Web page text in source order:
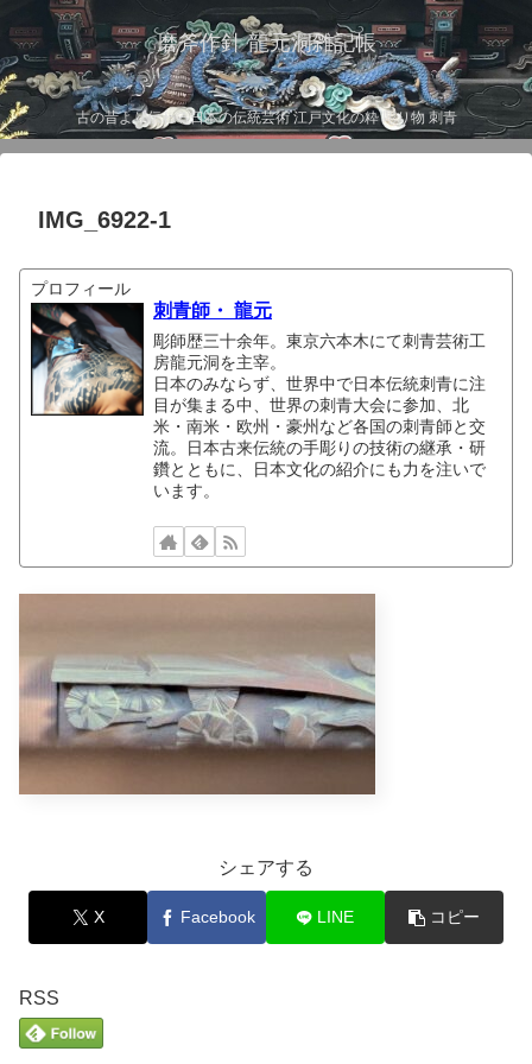
磨斧作針 龍元洞雑記帳
古の昔より伝わる日本の伝統芸術 江戸文化の粋 彫り物 刺青
IMG_6922-1
プロフィール
刺青師・ 龍元
彫師歴三十余年。東京六本木にて刺青芸術工
房龍元洞を主宰。
日本のみならず、世界中で日本伝統刺青に注
目が集まる中、世界の刺青大会に参加、北
米・南米・欧州・豪州など各国の刺青師と交
流。日本古来伝統の手彫りの技術の継承・研
鑽とともに、日本文化の紹介にも力を注いで
います。
シェアする
X Facebook LINE コピー
RSS